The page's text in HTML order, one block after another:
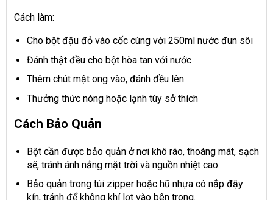
Cách làm:
Cho bột đậu đỏ vào cốc cùng với 250ml nước đun sôi
Đánh thật đều cho bột hòa tan với nước
Thêm chút mật ong vào, đánh đều lên
Thưởng thức nóng hoặc lạnh tùy sở thích
Cách Bảo Quản
Bột cần được bảo quản ở nơi khô ráo, thoáng mát, sạch
sẽ, tránh ánh nắng mặt trời và nguồn nhiệt cao.
Bảo quản trong túi zipper hoặc hũ nhựa có nắp đậy
kín, tránh để không khí lọt vào bên trong.